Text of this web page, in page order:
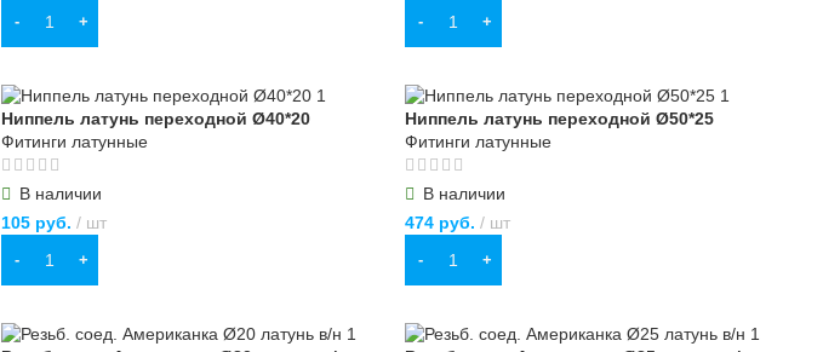
В КОРЗИНУ В КОРЗИНУ
Ниппель латунь переходной Ø40*20
Фитинги латунные
В наличии
105 руб. шт
В КОРЗИНУ
Ниппель латунь переходной Ø50*25
Фитинги латунные
В наличии
474 руб. шт
В КОРЗИНУ